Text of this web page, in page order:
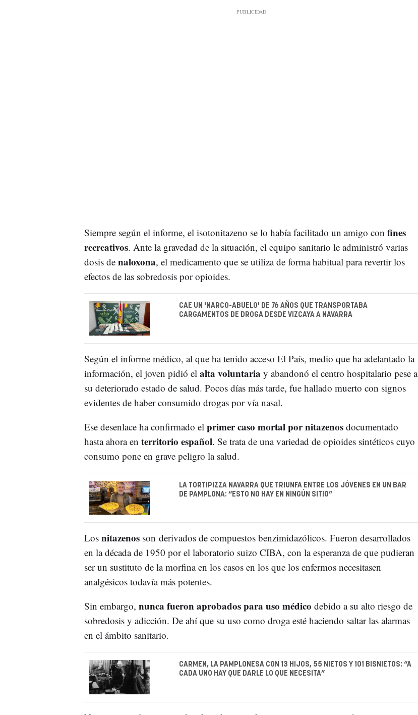
Siempre según el informe, el isotonitazeno se lo había facilitado un amigo con fines
recreativos. Ante la gravedad de la situación, el equipo sanitario le administró varias
dosis de naloxona, el medicamento que se utiliza de forma habitual para revertir los
efectos de las sobredosis por opioides.
CAE UN 'NARCO-ABUELO' DE 76 AÑOS QUE TRANSPORTABA
CARGAMENTOS DE DROGA DESDE VIZCAYA A NAVARRA
Según el informe médico, al que ha tenido acceso El País, medio que ha adelantado la
información, el joven pidió el alta voluntaria y abandonó el centro hospitalario pese a
su deteriorado estado de salud. Pocos días más tarde, fue hallado muerto con signos
evidentes de haber consumido drogas por vía nasal.
Ese desenlace ha confirmado el primer caso mortal por nitazenosdocumentado
hasta ahora en territorio español. Se trata de una variedad de opioides sintéticos cuyo
consumo pone en grave peligro la salud.
LA TORTIPIZZA NAVARRA QUE TRIUNFA ENTRE LOS JÓVENES EN UN BAR
DE PAMPLONA: “ESTO NO HAY EN NINGÚN SITIO”
Los nitazenosson derivados de compuestos benzimidazólicos. Fueron desarrollados
en la década de 1950 por el laboratorio suizo CIBA, con la esperanza de que pudieran
ser un sustituto de la morfina en los casos en los que los enfermos necesitasen
analgésicos todavía más potentes.
Sin embargo, nunca fueron aprobados para uso médico debido a su alto riesgo de
sobredosis y adicción. De ahí que su uso como droga esté haciendo saltar las alarmas
en el ámbito sanitario.
CARMEN, LA PAMPLONESA CON 13 HIJOS, 55 NIETOS Y 101 BISNIETOS: “A
CADA UNO HAY QUE DARLE LO QUE NECESITA”